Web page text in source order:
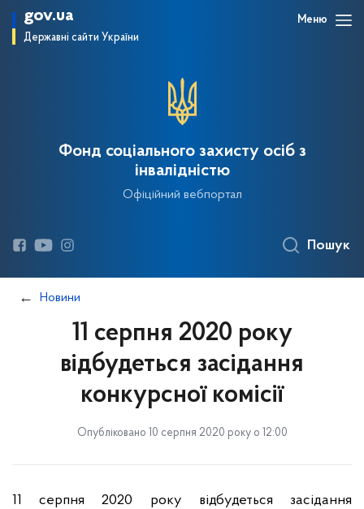
gov.ua
Державні сайти України
Меню
Фонд соціального захисту осіб з
інвалідністю
Офіційний вебпортал
Пошук
Новини
11 серпня 2020 року
відбудеться засідання
конкурсної комісії
Опубліковано 10 серпня 2020 року о 12:00
11 серпня 2020 року відбудеться засідання